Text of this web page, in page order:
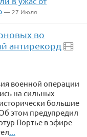
— 27 Июля
во
антирекорд
военной операции
на сильных
большие
этом предупредил
Портье в эфире